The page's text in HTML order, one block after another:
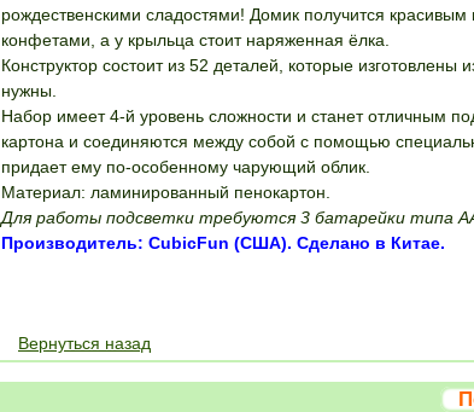
рождественскими сладостями! Домик получится
конфетами, а у крыльца стоит наряженная ёлка.
Конструктор состоит из 52 деталей, которые
нужны.
Набор имеет 4-й уровень сложности и станет отличным
картона и соединяются между собой с помощью
придает ему по-особенному чарующий облик.
Материал: ламинированный пенокартон.
Для работы подсветки требуются 3 батарейки типа
Производитель: CubicFun (США). Сделано в Китае.
Вернуться назад